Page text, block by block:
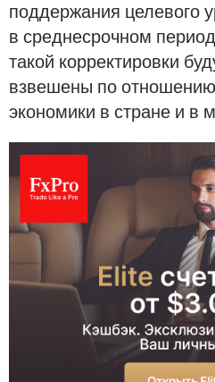
поддержания целевого
в среднесрочном
такой корректировки
взвешены по
экономики в стране и в